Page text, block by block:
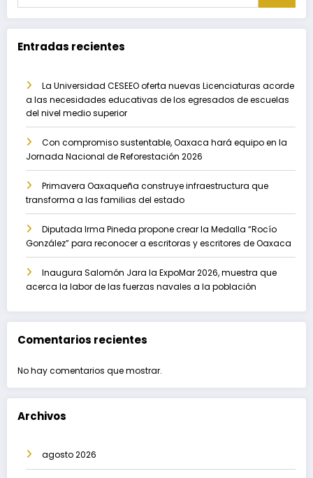
Entradas recientes
La Universidad CESEEO oferta nuevas Licenciaturas acorde
a las necesidades educativas de los egresados de escuelas
del nivel medio superior
Con compromiso sustentable, Oaxaca hará equipo en la
Jornada Nacional de Reforestación 2026
Primavera Oaxaqueña construye infraestructura que
transforma a las familias del estado
Diputada Irma Pineda propone crear la Medalla “Rocío
González” para reconocer a escritoras y escritores de Oaxaca
Inaugura Salomón Jara la ExpoMar 2026, muestra que
acerca la labor de las fuerzas navales a la población
Comentarios recientes
No hay comentarios que mostrar.
Archivos
agosto 2026